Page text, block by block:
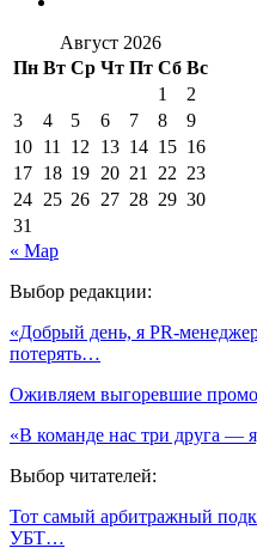
Август 2026
Пн Вт Ср Чт Пт Сб Вс
1
2
3
4 5 6 7 8
9
10 11 12 13 14 15 16
17 18 19 20 21 22 23
24 25 26 27 28 29 30
31
« Мар
Выбор редакции:
«Добрый день, я PR-
потерять…
Оживляем выгоревшие промо
«В команде нас три друга —
Выбор читателей:
Тот самый арбитражный
УБТ…